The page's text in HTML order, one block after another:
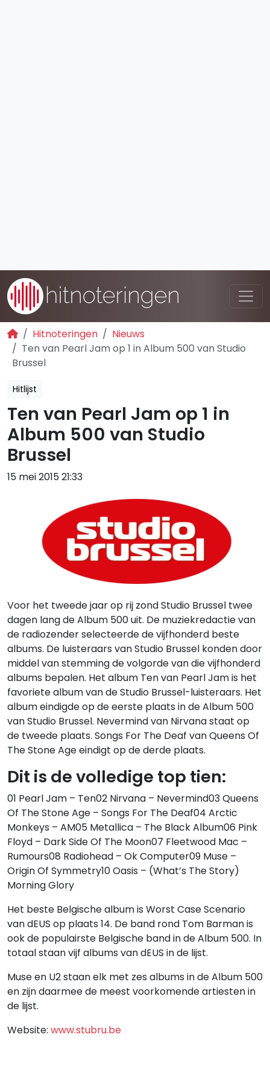
Hitnoteringen
Nieuws
Ten van Pearl Jam op 1 in Album 500 van Studio
Brussel
Hitlijst
Ten van Pearl Jam op 1 in
Album 500 van Studio
Brussel
15 mei 2015 21:33
Voor het tweede jaar op rij zond Studio Brussel twee
dagen lang de Album 500 uit. De muziekredactie van
de radiozender selecteerde de vijfhonderd beste
albums. De luisteraars van Studio Brussel konden door
middel van stemming de volgorde van die vijfhonderd
albums bepalen. Het album Ten van Pearl Jam is het
favoriete album van de Studio Brussel-luisteraars. Het
album eindigde op de eerste plaats in de Album 500
van Studio Brussel. Nevermind van Nirvana staat op
de tweede plaats. Songs For The Deaf van Queens Of
The Stone Age eindigt op de derde plaats.
Dit is de volledige top tien:
01 Pearl Jam – Ten02 Nirvana – Nevermind03 Queens
Of The Stone Age – Songs For The Deaf04 Arctic
Monkeys – AM05 Metallica – The Black Album06 Pink
Floyd – Dark Side Of The Moon07 Fleetwood Mac –
Rumours08 Radiohead – Ok Computer09 Muse –
Origin Of Symmetry10 Oasis – (What’s The Story)
Morning Glory
Het beste Belgische album is Worst Case Scenario
van dEUS op plaats 14. De band rond Tom Barman is
ook de populairste Belgische band in de Album 500. In
totaal staan vijf albums van dEUS in de lijst.
Muse en U2 staan elk met zes albums in de Album 500
en zijn daarmee de meest voorkomende artiesten in
de lijst.
Website: www.stubru.be